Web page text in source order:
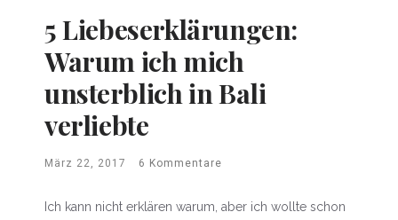
5 Liebeserklärungen:
Warum ich mich
unsterblich in Bali
verliebte
März 22, 2017 6 Kommentare
Ich kann nicht erklären warum, aber ich wollte schon